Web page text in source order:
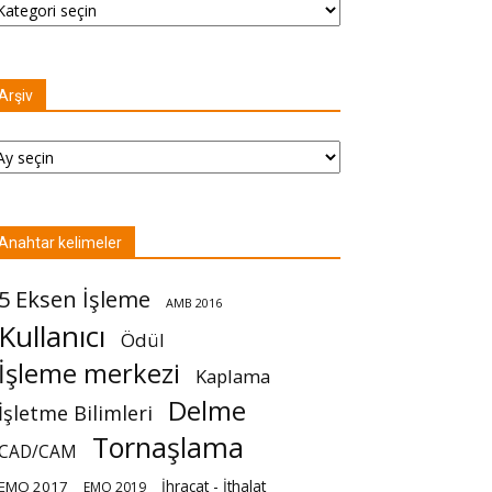
kelimeler
Eksen İşleme AMB 2016
Ödül
merkezi Kaplama
Bilimleri Delme
CAM Tornaşlama
2017 EMO 2019 İhracat - İthalat